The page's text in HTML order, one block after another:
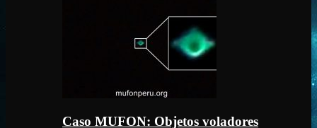
Caso MUFON: Objetos voladores